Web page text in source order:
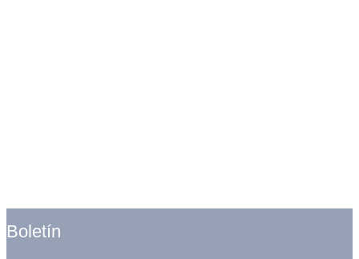
Boletín